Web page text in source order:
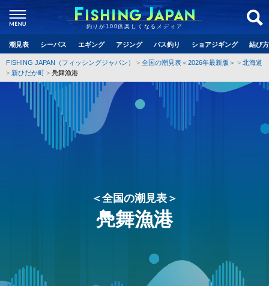
釣りが100倍楽しくなるメディア
潮見表 シーバス エギング アジング バス釣り ショアジギング 結び
FISHING JAPAN（フィッシングジャパン） 全国の潮見表＜2026年最新版＞
北海道
新ひだか町
鳧舞漁港
＜全国の潮見表＞
鳧舞漁港